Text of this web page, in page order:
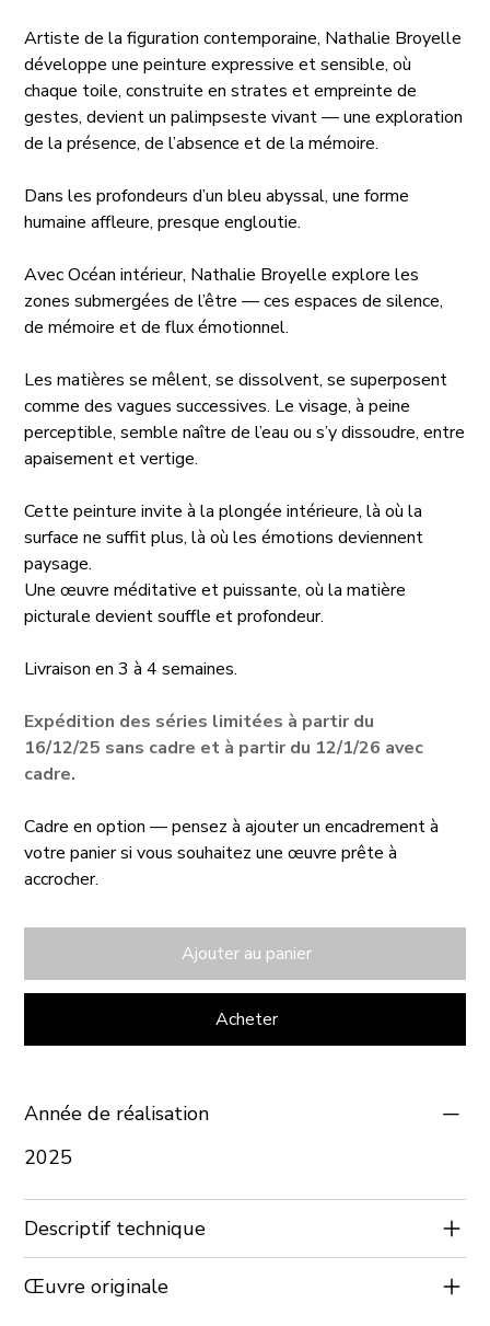
Artiste de la figuration contemporaine, Nathalie Broyelle
développe une peinture expressive et sensible, où
chaque toile, construite en strates et empreinte de
gestes, devient un palimpseste vivant — une exploration
de la présence, de l’absence et de la mémoire.
Dans les profondeurs d’un bleu abyssal, une forme
humaine affleure, presque engloutie.
Avec Océan intérieur, Nathalie Broyelle explore les
zones submergées de l’être — ces espaces de silence,
de mémoire et de flux émotionnel.
Les matières se mêlent, se dissolvent, se superposent
comme des vagues successives. Le visage, à peine
perceptible, semble naître de l’eau ou s’y dissoudre, entre
apaisement et vertige.
Cette peinture invite à la plongée intérieure, là où la
surface ne suffit plus, là où les émotions deviennent
paysage.
Une œuvre méditative et puissante, où la matière
picturale devient souffle et profondeur.
Livraison en 3 à 4 semaines.
Expédition des séries limitées à partir du
16/12/25 sans cadre et à partir du 12/1/26 avec
cadre.
Cadre en option — pensez à ajouter un encadrement à
votre panier si vous souhaitez une œuvre prête à
accrocher.
Ajouter au panier
Acheter
Année de réalisation
2025
Descriptif technique
Œuvre originale